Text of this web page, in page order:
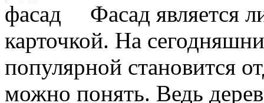
Фасад является
карточкой. На
популярной становится
можно понять. Ведь